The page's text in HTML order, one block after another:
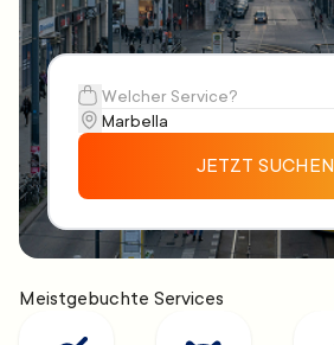
JETZT SUCHEN
Meistgebuchte Services